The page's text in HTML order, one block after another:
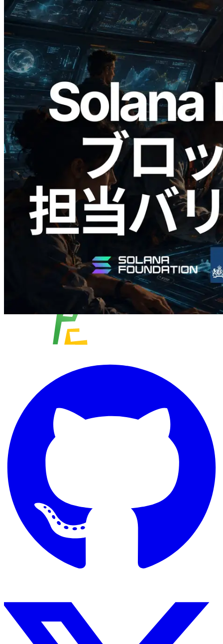
2026.05.24
Validators Solutions、Solana ブロックア
ナライザーを公開 — slot 単位のブロッ
ク生成時間と担当バリデータを視覚化
この記事を読む
さらに読み込む